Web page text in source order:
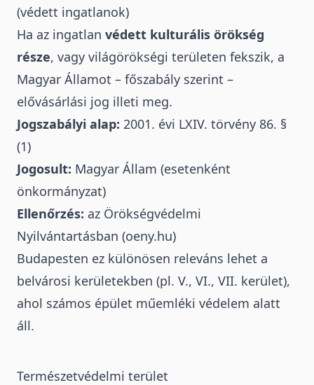
(védett ingatlanok)
Ha az ingatlan védett kulturális örökség
része, vagy világörökségi területen fekszik, a
Magyar Államot – főszabály szerint –
elővásárlási jog illeti meg.
Jogszabályi alap: 2001. évi LXIV. törvény 86. §
(1)
Jogosult: Magyar Állam (esetenként
önkormányzat)
Ellenőrzés: az Örökségvédelmi
Nyilvántartásban (oeny.hu)
Budapesten ez különösen releváns lehet a
belvárosi kerületekben (pl. V., VI., VII. kerület),
ahol számos épület műemléki védelem alatt
áll.
Természetvédelmi terület